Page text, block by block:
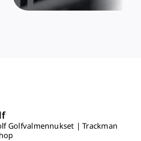
Golfvalmennukset | Trackman